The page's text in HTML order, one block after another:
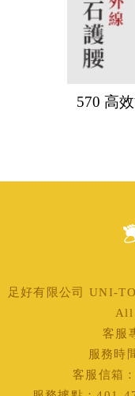
570 高
足好有限公司 UNI-
All
客服
服務時
客服信箱